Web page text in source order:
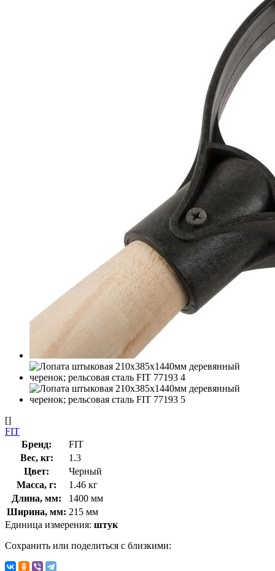
[]
FIT
Бренд:
FIT
Вес, кг:
1.3
Цвет:
Черный
Масса, г:
1.46 кг
Длина, мм:
1400 мм
Ширина, мм: 215 мм
Единица измерения: штук
Сохранить или поделиться с близкими: